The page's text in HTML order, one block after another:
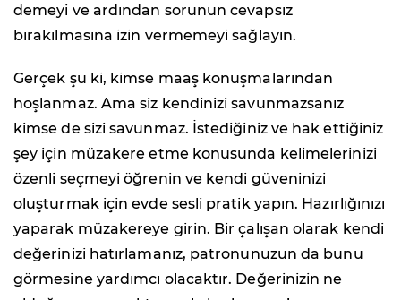
demeyi ve ardından sorunun cevapsız
bırakılmasına izin vermemeyi sağlayın.
Gerçek şu ki, kimse maaş konuşmalarından
hoşlanmaz. Ama siz kendinizi savunmazsanız
kimse de sizi savunmaz. İstediğiniz ve hak ettiğiniz
şey için müzakere etme konusunda kelimelerinizi
özenli seçmeyi öğrenin ve kendi güveninizi
oluşturmak için evde sesli pratik yapın. Hazırlığınızı
yaparak müzakereye girin. Bir çalışan olarak kendi
değerinizi hatırlamanız, patronunuzun da bunu
görmesine yardımcı olacaktır. Değerinizin ne